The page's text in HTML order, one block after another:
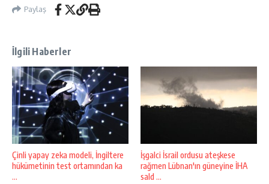
Paylaş
İlgili Haberler
Çinli yapay zeka modeli, İngiltere
hükümetinin test ortamından ka
...
İşgalci İsrail ordusu ateşkese
rağmen Lübnan'ın güneyine İHA
sald ...